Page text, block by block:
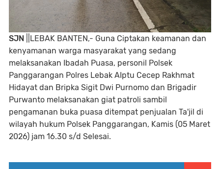
SJN ||LEBAK BANTEN,- Guna Ciptakan keamanan dan
kenyamanan warga masyarakat yang sedang
melaksanakan Ibadah Puasa, personil Polsek
Panggarangan Polres Lebak AIptu Cecep Rakhmat
Hidayat dan Bripka Sigit Dwi Purnomo dan Brigadir
Purwanto melaksanakan giat patroli sambil
pengamanan buka puasa ditempat penjualan Ta'jil di
wilayah hukum Polsek Panggarangan, Kamis (05 Maret
2026) jam 16.30 s/d Selesai.